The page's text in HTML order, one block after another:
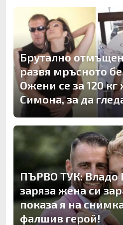
Брутално
развя мръсното
Ожени се за 120 кг
Симона, за да
ПЪРВО ТУК: Владо
заряза жена си
показа я на
фалшив герой!